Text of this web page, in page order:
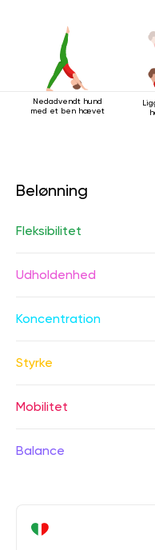
Nedadvendt hund
med et ben hævet
Belønning
Fleksibilitet
Udholdenhed
Koncentration
Styrke
Mobilitet
Balance